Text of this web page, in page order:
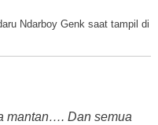
Ndarboy Genk saat tampil di
mantan…. Dan semua